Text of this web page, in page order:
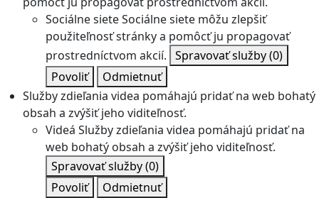
Sociálne sieteSociálne siete môžu zlepšiť
použiteľnosť stránky a pomôcť ju propagovať
prostredníctvom akcií. Spravovať služby(0)
Povoliť
Odmietnuť
Služby zdieľania videa pomáhajú pridať na web bohatý
obsah a zvýšiť jeho viditeľnosť.
Videá Služby zdieľania videa pomáhajú pridať na
web bohatý obsah a zvýšiť jeho viditeľnosť.
Spravovať služby(0)
Povoliť
Odmietnuť